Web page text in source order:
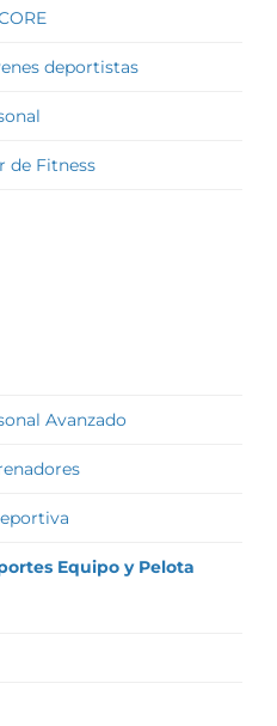
deportistas
de Fitness
Avanzado
Equipo y Pelota